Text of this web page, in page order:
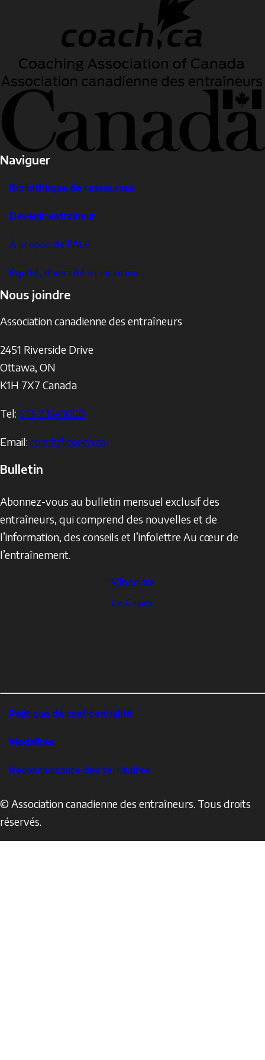
Naviguer
Bibliothèque de ressources
Devenir entraîneur
À propos de l’ACE
Équité, diversité et inclusion
Nous joindre
Association canadienne des entraîneurs
2451 Riverside Drive
Ottawa, ON
K1H 7X7 Canada
Tel: 613-235-5000
Email: coach@coach.ca
Bulletin
Abonnez-vous au bulletin mensuel exclusif des
entraîneurs, qui comprend des nouvelles et de
l’information, des conseils et l’infolettre Au cœur de
l’entraînement.
S’inscrire
Le Casier
Footer
Corporate
Politique de confidentialité
Modalités
Reconnaissance des territoires
© Association canadienne des entraîneurs. Tous droits
réservés.